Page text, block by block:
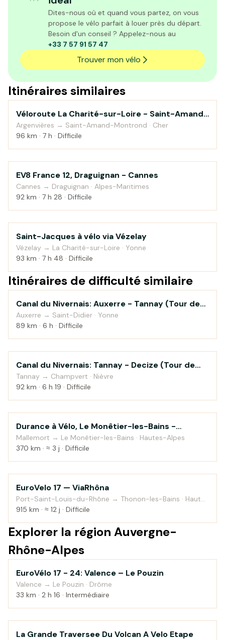
Dites-nous où et quand vous partez, on vous
propose le vélo parfait à louer près du départ.
Besoin d'un conseil ? Appelez-nous au
+33 7 57 91 57 47
Trouver mon vélo
Itinéraires similaires
Au fil de l'eau
Véloroute La Charité-sur-Loire - Saint-Amand-
Montrond
Argenvières → Saint-Amand-Montrond · Cher
96 km · 7 h · Difficile
Campagne
EV8 France 12, Draguignan - Cannes
Cannes → Draguignan · Alpes-Maritimes
92 km · 7 h 28 · Difficile
Campagne
Saint-Jacques à vélo via Vézelay
Vézelay → La Charité-sur-Loire · Yonne
93 km · 7 h 48 · Difficile
Itinéraires de difficulté similaire
Au fil de l'eau
Canal du Nivernais: Auxerre - Tannay (Tour de
Bourgogne à vélo)
Auxerre → Saint-Didier · Yonne
89 km · 6 h · Difficile
Au fil de l'eau
Canal du Nivernais: Tannay - Decize (Tour de
Bourgogne à vélo)
Tannay → Champvert · Nièvre
92 km · 6 h 19 · Difficile
Au fil de l'eau
Durance à Vélo, Le Monêtier-les-Bains -
Sisteron
Mallemort → Le Monêtier-les-Bains · Hautes-Alpes
370 km · ≈ 3 j · Difficile
Au fil de l'eau
EuroVelo 17 — ViaRhôna
Port-Saint-Louis-du-Rhône → Thonon-les-Bains · Haute-
Savoie
915 km · ≈ 12 j · Difficile
Explorer la région Auvergne-
Rhône-Alpes
Campagne
EuroVélo 17 - 24: Valence – Le Pouzin
Valence → Le Pouzin · Drôme
33 km · 2 h 16 · Intermédiaire
Montagne
La Grande Traversee Du Volcan A Velo Etape